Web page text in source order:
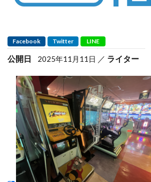
Facebook Twitter LINE
公開日 2025年11月11日 ライター